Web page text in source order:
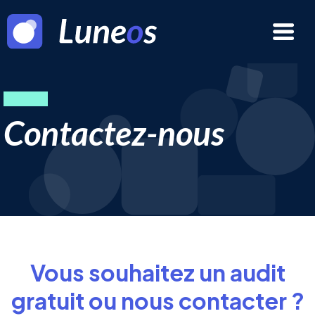
Contactez-nous
Vous souhaitez un audit
gratuit ou nous contacter ?